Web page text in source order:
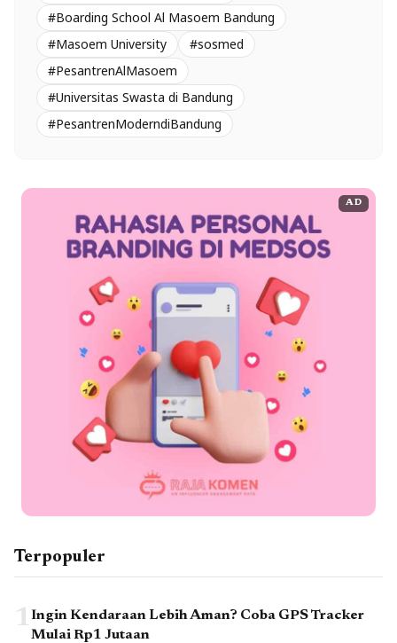
#Boarding School Al Masoem Bandung
#Masoem University
#sosmed
#PesantrenAlMasoem
#Universitas Swasta di Bandung
#PesantrenModerndiBandung
AD
Terpopuler
1Ingin Kendaraan Lebih Aman? Coba GPS Tracker
Mulai Rp1 Jutaan